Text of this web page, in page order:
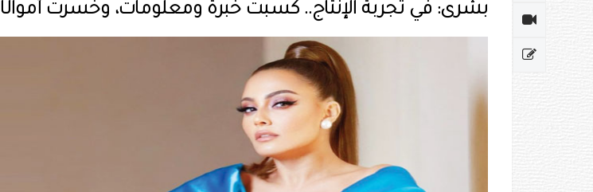
بشرى: في تجربة الإنتاج.. كسبت خبرة ومعلومات، وخسرت أموالًا